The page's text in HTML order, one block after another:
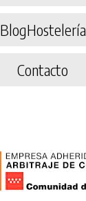
BlogHostelería
Contacto